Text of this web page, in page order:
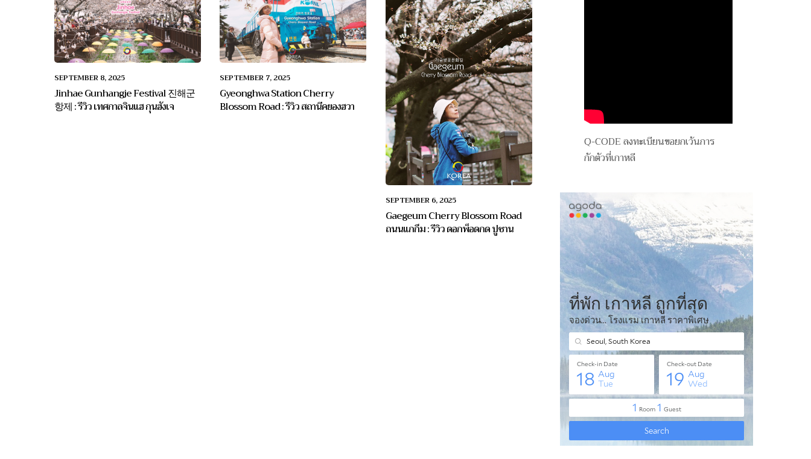
SEPTEMBER 8, 2025
Jinhae Gunhangje Festival 진해군
항제 : รีวิว เทศกาลจินแฮ กุนฮังเจ
SEPTEMBER 7, 2025
Gyeonghwa Station Cherry
Blossom Road : รีวิว สถานีคยองฮวา
SEPTEMBER 6, 2025
Gaegeum Cherry Blossom Road
ถนนแกกึม : รีวิว ดอกพ็อดกด ปูซาน
Q-CODE ลงทะเบียนขอยกเว้นการ
กักตัวที่เกาหลี